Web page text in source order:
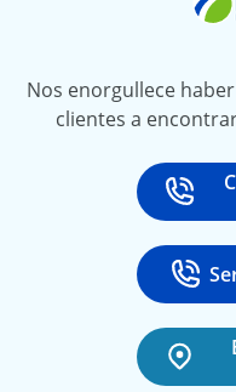
Nos enorgullece
clientes a